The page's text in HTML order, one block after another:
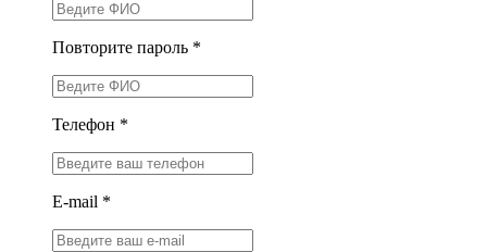
Повторите пароль *
Телефон *
E-mail *